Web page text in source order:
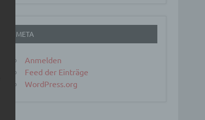
META
Anmelden
Feed der Einträge
WordPress.org